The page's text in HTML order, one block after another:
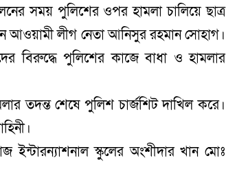
সময় পুলিশের ওপর হামলা চালিয়ে ছাত্র
আওয়ামী লীগ নেতা আনিসুর রহমান সোহাগ।
বিরুদ্ধে পুলিশের কাজে বাধা ও হামলার
তদন্ত শেষে পুলিশ চার্জশিট দাখিল করে।
স্কুলের অংশীদার খান মোঃ